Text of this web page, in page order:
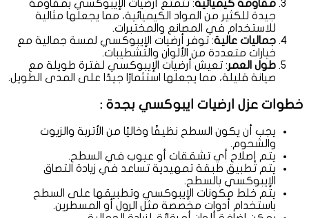
مقاومة كيميائية: تتمتع أرضيات الإيبوكسي بمقاومة
جيدة للكثير من المواد الكيميائية، مما يجعلها مثالية
للاستخدام في المصانع والمختبرات.
جماليات عالية: توفر أرضيات الإيبوكسي لمسة جمالية مع
خيارات متعددة من الألوان والتشطيبات.
طول العمر: تعيش أرضيات الإيبوكسي لفترة طويلة مع
صيانة قليلة، مما يجعلها استثمارًا جيدًا على المدى الطويل.
خطوات عزل ارضيات ايبوكسي بجدة :
يجب أن يكون السطح نظيفًا وخاليًا من الأتربة والزيوت
والشحوم.
يتم إصلاح أي تشققات أو عيوب في السطح.
يتم تطبيق طبقة تمهيدية تساعد في زيادة التصاق
الإيبوكسي بالسطح.
يتم خلط مكونات الإيبوكسي وتطبيقها على السطح
باستخدام أدوات مخصصة مثل الرول أو المسطرين.